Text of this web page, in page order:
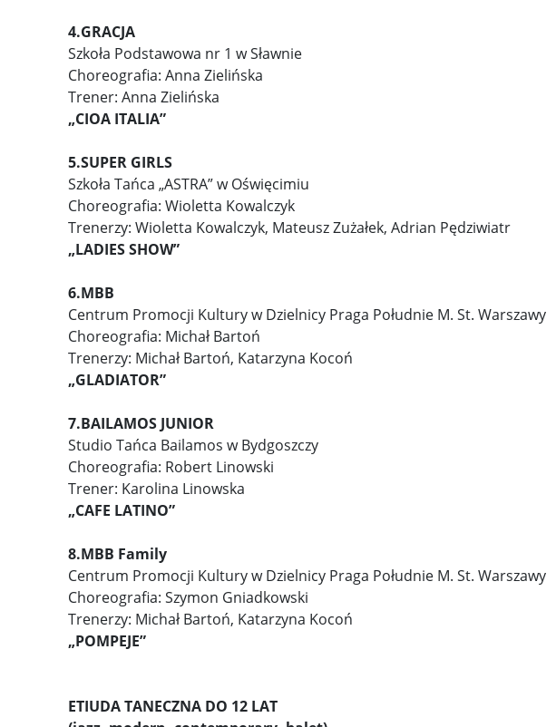
4.GRACJA
Szkoła Podstawowa nr 1 w Sławnie
Choreografia: Anna Zielińska
Trener: Anna Zielińska
„CIOA ITALIA”
5.SUPER GIRLS
Szkoła Tańca „ASTRA” w Oświęcimiu
Choreografia: Wioletta Kowalczyk
Trenerzy: Wioletta Kowalczyk, Mateusz Zużałek, Adrian Pędziwiatr
„LADIES SHOW”
6.MBB
Centrum Promocji Kultury w Dzielnicy Praga Południe M. St. Warszawy
Choreografia: Michał Bartoń
Trenerzy: Michał Bartoń, Katarzyna Kocoń
„GLADIATOR”
7.BAILAMOS JUNIOR
Studio Tańca Bailamos w Bydgoszczy
Choreografia: Robert Linowski
Trener: Karolina Linowska
„CAFE LATINO”
8.MBB Family
Centrum Promocji Kultury w Dzielnicy Praga Południe M. St. Warszawy
Choreografia: Szymon Gniadkowski
Trenerzy: Michał Bartoń, Katarzyna Kocoń
„POMPEJE”
ETIUDA TANECZNA DO 12 LAT